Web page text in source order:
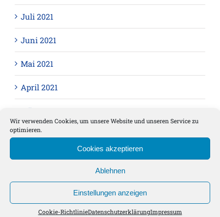
Wir verwenden Cookies, um unsere Website und unseren Service zu
optimieren.
Cookies akzeptieren
Ablehnen
Einstellungen anzeigen
Cookie-RichtlinieDatenschutzerklärungImpressum
Juli 2021
Juni 2021
Mai 2021
April 2021
März 2021
Februar 2021
Januar 2021
November 2020
Oktober 2020